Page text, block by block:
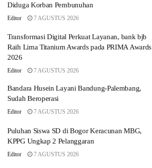
Diduga Korban Pembunuhan
Editor 7 AGUSTUS 2026
Transformasi Digital Perkuat Layanan, bank bjb
Raih Lima Titanium Awards pada PRIMA Awards
2026
Editor 7 AGUSTUS 2026
Bandara Husein Layani Bandung-Palembang,
Sudah Beroperasi
Editor 7 AGUSTUS 2026
Puluhan Siswa SD di Bogor Keracunan MBG,
KPPG Ungkap 2 Pelanggaran
Editor 7 AGUSTUS 2026